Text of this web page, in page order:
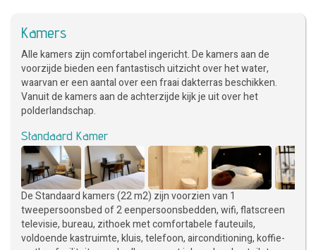
Kamers
Alle kamers zijn comfortabel ingericht. De kamers aan de
voorzijde bieden een fantastisch uitzicht over het water,
waarvan er een aantal over een fraai dakterras beschikken.
Vanuit de kamers aan de achterzijde kijk je uit over het
polderlandschap.
Standaard Kamer
De Standaard kamers (22 m2) zijn voorzien van 1
tweepersoonsbed of 2 eenpersoonsbedden, wifi, flatscreen
televisie, bureau, zithoek met comfortabele fauteuils,
voldoende kastruimte, kluis, telefoon, airconditioning, koffie-